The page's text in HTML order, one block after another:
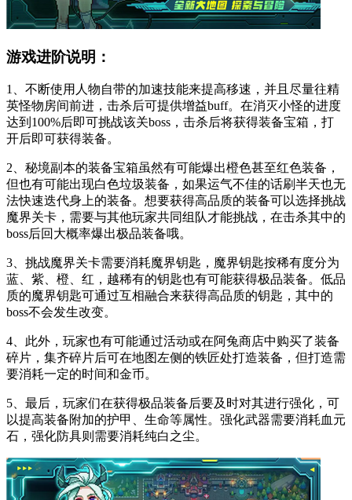
游戏进阶说明：
1、不断使用人物自带的加速技能来提高移速，并且尽量往精
英怪物房间前进，击杀后可提供增益buff。在消灭小怪的进度
达到100%后即可挑战该关boss，击杀后将获得装备宝箱，打
开后即可获得装备。
2、秘境副本的装备宝箱虽然有可能爆出橙色甚至红色装备，
但也有可能出现白色垃圾装备，如果运气不佳的话刷半天也无
法快速迭代身上的装备。想要获得高品质的装备可以选择挑战
魔界关卡，需要与其他玩家共同组队才能挑战，在击杀其中的
boss后回大概率爆出极品装备哦。
3、挑战魔界关卡需要消耗魔界钥匙，魔界钥匙按稀有度分为
蓝、紫、橙、红，越稀有的钥匙也有可能获得极品装备。低品
质的魔界钥匙可通过互相融合来获得高品质的钥匙，其中的
boss不会发生改变。
4、此外，玩家也有可能通过活动或在阿兔商店中购买了装备
碎片，集齐碎片后可在地图左侧的铁匠处打造装备，但打造需
要消耗一定的时间和金币。
5、最后，玩家们在获得极品装备后要及时对其进行强化，可
以提高装备附加的护甲、生命等属性。强化武器需要消耗血元
石，强化防具则需要消耗纯白之尘。